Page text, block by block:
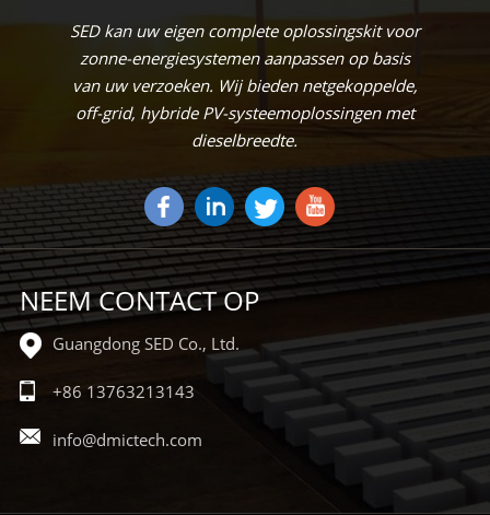
SED kan uw eigen complete oplossingskit voor
zonne-energiesystemen aanpassen op basis
van uw verzoeken. Wij bieden netgekoppelde,
off-grid, hybride PV-systeemoplossingen met
dieselbreedte.
NEEM CONTACT OP
Guangdong SED Co., Ltd.
+86 13763213143
info@dmictech.com